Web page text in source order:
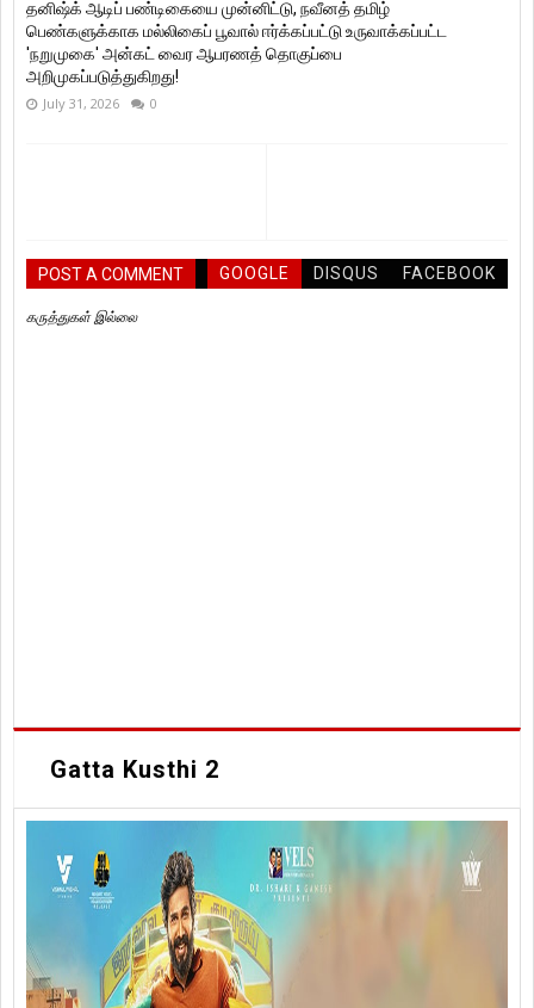
தனிஷ்க் ஆடிப் பண்டிகையை முன்னிட்டு, நவீனத் தமிழ்
பெண்களுக்காக மல்லிகைப் பூவால் ஈர்க்கப்பட்டு உருவாக்கப்பட்ட
'நறுமுகை' அன்கட் வைர ஆபரணத் தொகுப்பை
அறிமுகப்படுத்துகிறது!
July 31, 2026 0
POST A COMMENT GOOGLE DISQUS FACEBOOK
கருத்துகள் இல்லை
Gatta Kusthi 2